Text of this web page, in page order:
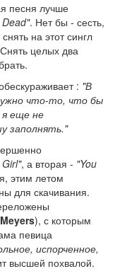
песня лучше
. Нет бы - сесть,
на этот сингл
целых два
: "В
что-то, что бы
еще не
заполнять."
, а вторая - "You
этим летом
для скачивания.
), с которым
певица
испорченное,
высшей похвалой.